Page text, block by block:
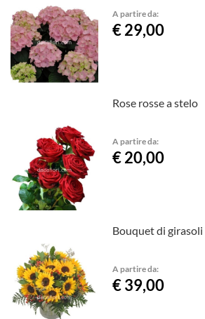
A partire da:
€ 29,00
Rose rosse a stelo
A partire da:
€ 20,00
Bouquet di girasoli
A partire da:
€ 39,00